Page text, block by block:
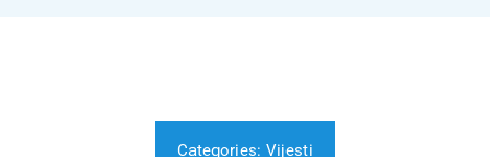
Categories: Vijesti